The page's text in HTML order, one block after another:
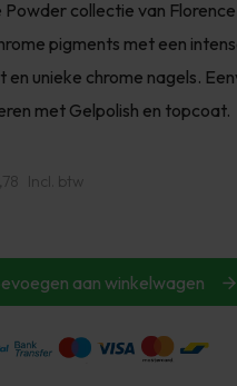
collectie van
pigments met een
unieke chrome nagels.
met Gelpolish en topcoat.
Incl. btw
aan winkelwagen